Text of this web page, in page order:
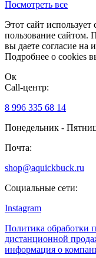
Посмотреть все
Этот сайт
пользование сайтом.
вы даете согласие на
Подробнее о cookies
Ок
Сall-центр:
8 996 335 68 14
Понедельник -
Почта:
shop@aquickbuck.ru
Социальные сети:
Instagram
Политика обработки
дистанционной
информация о